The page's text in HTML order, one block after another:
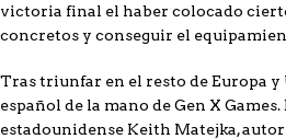
victoria final el haber colocado
concretos y conseguir el
Tras triunfar en el resto de Europa y
español de la mano de Gen X
estadounidense Keith Matejka,